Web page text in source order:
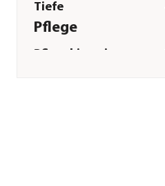
Tiefe
Pflege
Pflegehinweise